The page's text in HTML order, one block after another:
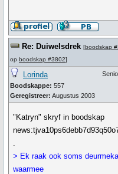
Re: Duiwelsdrek [boodskap
op boodskap #3802]
Lorinda
Boodskappe: 557
Geregistreer: Augustus 2003
"Katryn" skryf in boodskap
.
> Ek raak ook soms
waarmee